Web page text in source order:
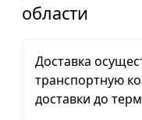
области
Доставка
транспортную
доставки до